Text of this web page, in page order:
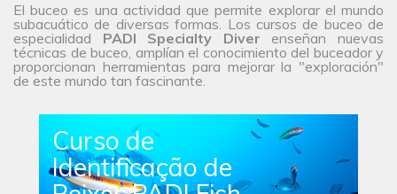
El buceo es una actividad que permite explorar el mundo
subacuático de diversas formas. Los cursos de buceo de
especialidad PADI Specialty Diver enseñan nuevas
técnicas de buceo, amplían el conocimiento del buceador y
proporcionan herramientas para mejorar la "exploración"
de este mundo tan fascinante.
Curso de
Identificação de